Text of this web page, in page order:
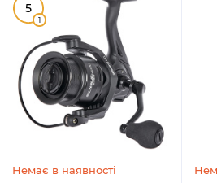
5
1
Немає в наявності